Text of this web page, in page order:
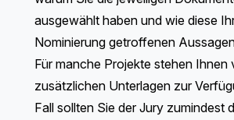
ausgewählt haben und wie diese
Nominierung getroffenen
Für manche Projekte stehen Ihnen
zusätzlichen Unterlagen zur
Fall sollten Sie der Jury zumindest